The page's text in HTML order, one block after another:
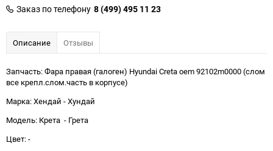
Заказ по телефону 8 (499) 495 11 23
Описание Отзывы
Запчасть: Фара правая (галоген) Hyundai Creta oem 92102m0000 (слом
все крепл.слом.часть в корпусе)
Марка: Хендай - Хундай
Модель: Крета - Грета
Цвет: -